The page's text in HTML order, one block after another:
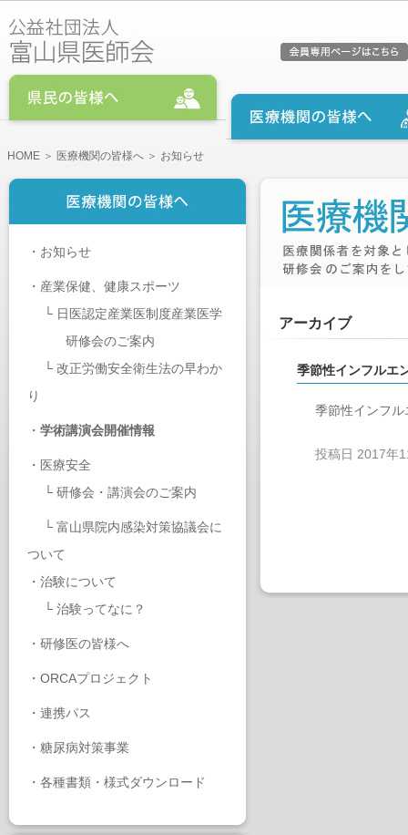
HOME ＞ 医療機関の皆様へ ＞ お知らせ
・ お知らせ
・ 産業保健、健康スポーツ
└ 日医認定産業医制度産業医学
研修会のご案内
└ 改正労働安全衛生法の早わか
り
・ 学術講演会開催情報
・ 医療安全
└ 研修会・講演会のご案内
└ 富山県院内感染対策協議会に
ついて
・ 治験について
└ 治験ってなに？
・ 研修医の皆様へ
・ ORCAプロジェクト
・ 連携パス
・ 糖尿病対策事業
・ 各種書類・様式ダウンロード
アーカイブ
季節性インフルエ
季節性インフ
投稿日 2017年